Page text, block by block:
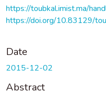
https://toubkal.imist.ma/
https://doi.org/10.83129/
Date
2015-12-02
Abstract